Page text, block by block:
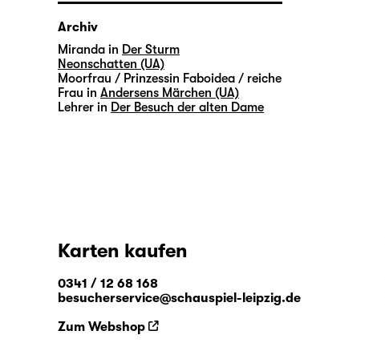
Archiv
Miranda in Der Sturm
Neonschatten (UA)
Moorfrau / Prinzessin Faboidea / reiche
Frau in Andersens Märchen (UA)
Lehrer in Der Besuch der alten Dame
Karten kaufen
0341 / 12 68 168
besucherservice@schauspiel-leipzig.de
Zum Webshop